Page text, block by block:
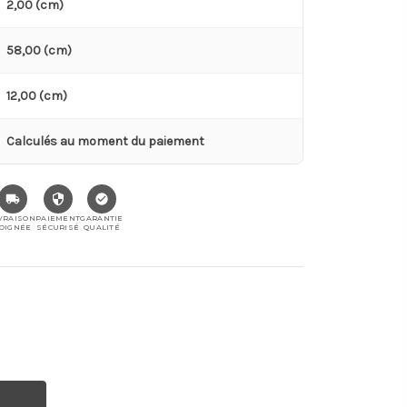
2,00 (cm)
58,00 (cm)
12,00 (cm)
Calculés au moment du paiement
PAIEMENT
SÉCURISÉ
GARANTIE
QUALITÉ